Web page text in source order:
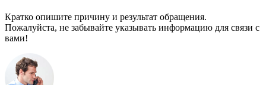
Кратко опишите причину и результат обращения.
Пожалуйста, не забывайте указывать информацию для связи с
вами!